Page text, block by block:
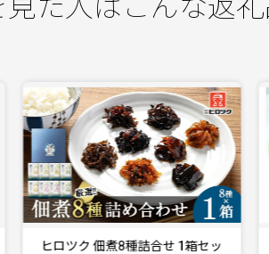
た人はこんな返
ヒロツク 佃煮8種詰合せ 1箱セッ
ヤ